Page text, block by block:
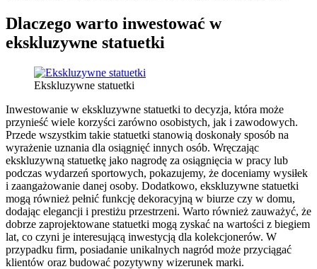
Dlaczego warto inwestować w
ekskluzywne statuetki
Ekskluzywne statuetki
Inwestowanie w ekskluzywne statuetki to decyzja, która może
przynieść wiele korzyści zarówno osobistych, jak i zawodowych.
Przede wszystkim takie statuetki stanowią doskonały sposób na
wyrażenie uznania dla osiągnięć innych osób. Wręczając
ekskluzywną statuetkę jako nagrodę za osiągnięcia w pracy lub
podczas wydarzeń sportowych, pokazujemy, że doceniamy wysiłek
i zaangażowanie danej osoby. Dodatkowo, ekskluzywne statuetki
mogą również pełnić funkcję dekoracyjną w biurze czy w domu,
dodając elegancji i prestiżu przestrzeni. Warto również zauważyć, że
dobrze zaprojektowane statuetki mogą zyskać na wartości z biegiem
lat, co czyni je interesującą inwestycją dla kolekcjonerów. W
przypadku firm, posiadanie unikalnych nagród może przyciągać
klientów oraz budować pozytywny wizerunek marki.